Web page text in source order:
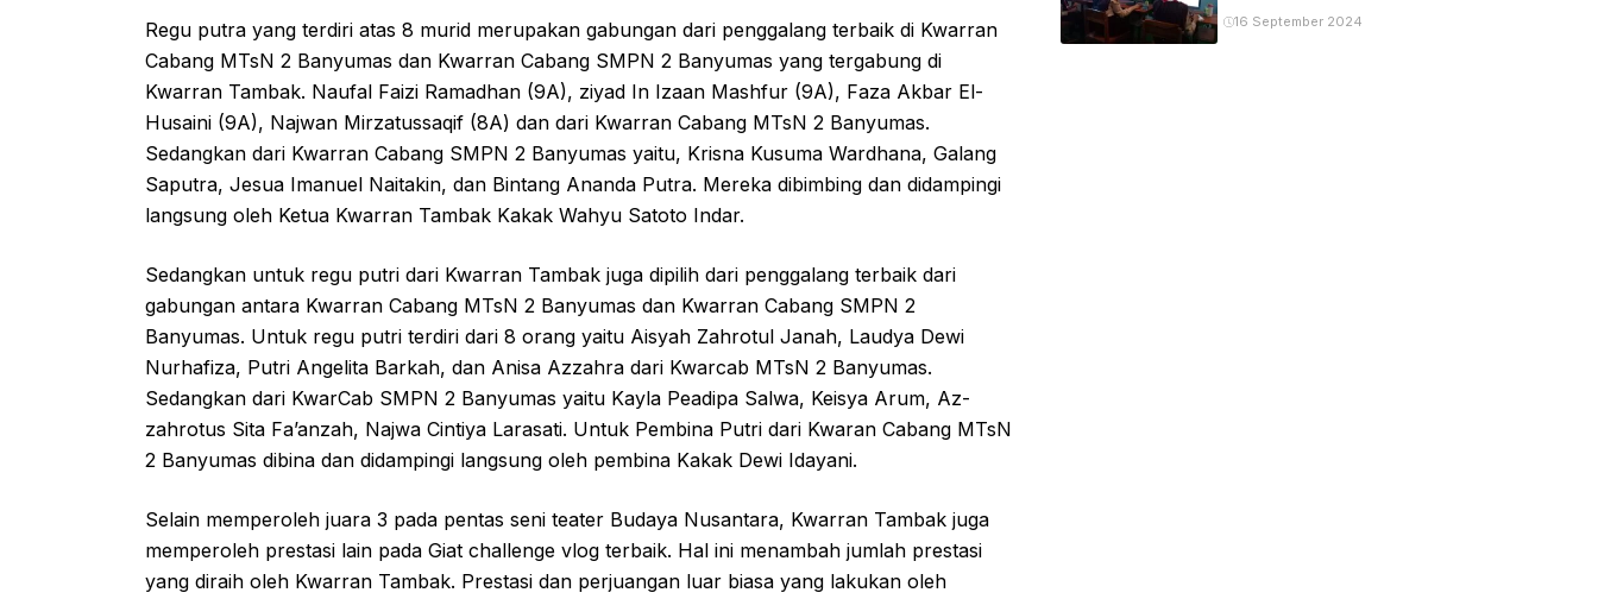
Regu putra yang terdiri atas 8 murid merupakan gabungan dari penggalang terbaik di Kwarran
Cabang MTsN 2 Banyumas dan Kwarran Cabang SMPN 2 Banyumas yang tergabung di
Kwarran Tambak. Naufal Faizi Ramadhan (9A), ziyad In Izaan Mashfur (9A), Faza Akbar El-
Husaini (9A), Najwan Mirzatussaqif (8A) dan dari Kwarran Cabang MTsN 2 Banyumas.
Sedangkan dari Kwarran Cabang SMPN 2 Banyumas yaitu, Krisna Kusuma Wardhana, Galang
Saputra, Jesua Imanuel Naitakin, dan Bintang Ananda Putra. Mereka dibimbing dan didampingi
langsung oleh Ketua Kwarran Tambak Kakak Wahyu Satoto Indar.
Sedangkan untuk regu putri dari Kwarran Tambak juga dipilih dari penggalang terbaik dari
gabungan antara Kwarran Cabang MTsN 2 Banyumas dan Kwarran Cabang SMPN 2
Banyumas. Untuk regu putri terdiri dari 8 orang yaitu Aisyah Zahrotul Janah, Laudya Dewi
Nurhafiza, Putri Angelita Barkah, dan Anisa Azzahra dari Kwarcab MTsN 2 Banyumas.
Sedangkan dari KwarCab SMPN 2 Banyumas yaitu Kayla Peadipa Salwa, Keisya Arum, Az-
zahrotus Sita Fa’anzah, Najwa Cintiya Larasati. Untuk Pembina Putri dari Kwaran Cabang MTsN
2 Banyumas dibina dan didampingi langsung oleh pembina Kakak Dewi Idayani.
Selain memperoleh juara 3 pada pentas seni teater Budaya Nusantara, Kwarran Tambak juga
memperoleh prestasi lain pada Giat challenge vlog terbaik. Hal ini menambah jumlah prestasi
yang diraih oleh Kwarran Tambak. Prestasi dan perjuangan luar biasa yang lakukan oleh
Lanjut Tingkat Provinsi
16 September 2024